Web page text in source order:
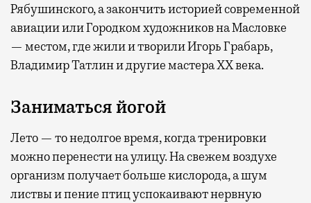
Рябушинского, а закончить историей современной
авиации или Городком художников на Масловке
— местом, где жили и творили Игорь Грабарь,
Владимир Татлин и другие мастера XX века.
Заниматься йогой
Лето — то недолгое время, когда тренировки
можно перенести на улицу. На свежем воздухе
организм получает больше кислорода, а шум
листвы и пение птиц успокаивают нервную